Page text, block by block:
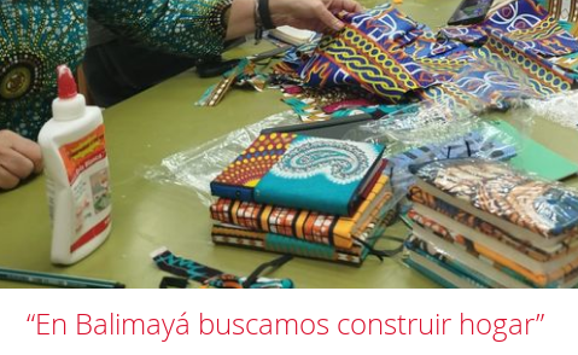
“En Balimayá buscamos construir hogar”